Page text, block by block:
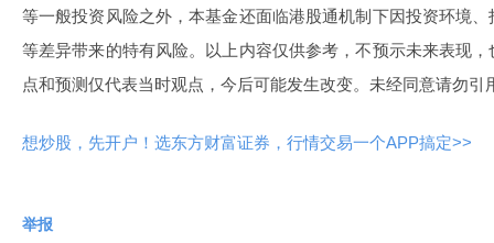
等一般投资风险之外，本基金还面临港股通机制下因投资环境
等差异带来的特有风险。以上内容仅供参考，不预示未来表现
点和预测仅代表当时观点，今后可能发生改变。未经同意请勿引
想炒股，先开户！选东方财富证券，行情交易一个APP搞定>>
举报